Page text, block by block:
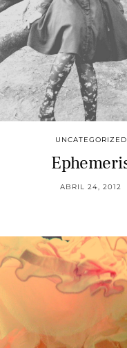
UNCATEGORIZED
ABRIL 24, 2012